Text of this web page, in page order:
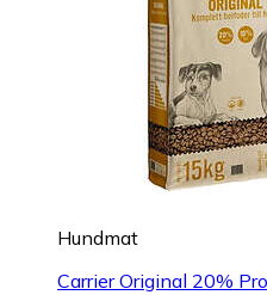
Hundmat
Carrier Original 20%